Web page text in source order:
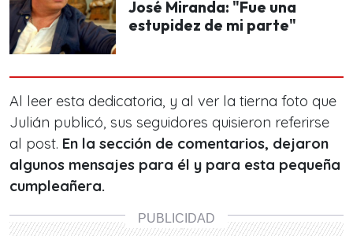
José Miranda: "Fue una
estupidez de mi parte"
Al leer esta dedicatoria, y al ver la tierna foto que
Julián publicó, sus seguidores quisieron referirse
al post. En la sección de comentarios, dejaron
algunos mensajes para él y para esta pequeña
cumpleañera.